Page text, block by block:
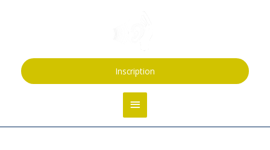
Inscription